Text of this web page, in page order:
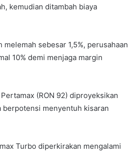
kemudian ditambah biaya
sebesar 1,5%, perusahaan
10% demi menjaga margin
(RON 92) diproyeksikan
berpotensi menyentuh kisaran
Turbo diperkirakan mengalami